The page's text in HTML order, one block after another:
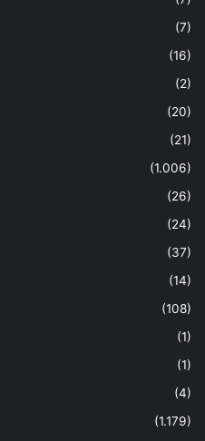
(7)
(16)
(2)
(20)
(21)
(1.006)
(26)
(24)
(37)
(14)
(108)
(1)
(1)
(4)
(1.179)